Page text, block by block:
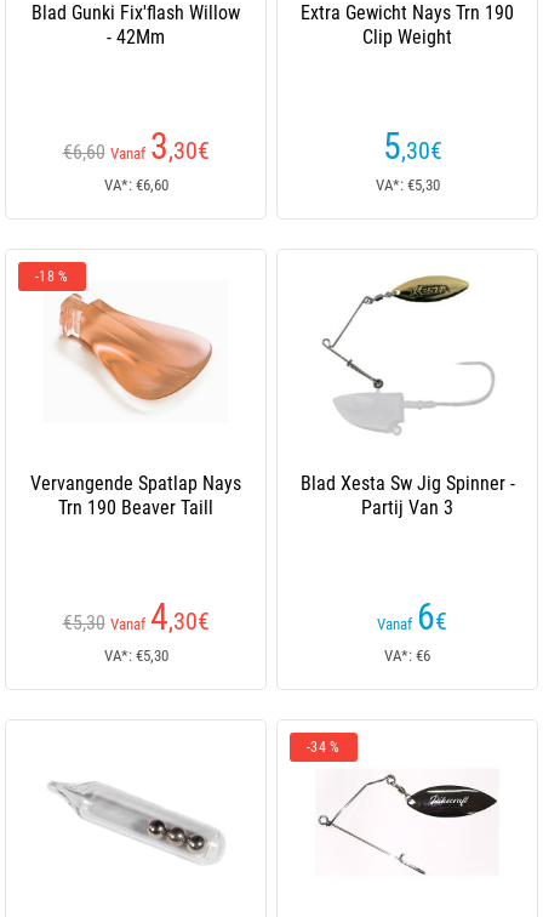
Blad Gunki Fix'flash Willow
- 42Mm
€6,60 Vanaf 3,30€
VA*: €6,60
Extra Gewicht Nays Trn 190
Clip Weight
5,30€
VA*: €5,30
-18 %
Vervangende Spatlap Nays
Trn 190 Beaver Taill
€5,30 Vanaf 4,30€
VA*: €5,30
Blad Xesta Sw Jig Spinner -
Partij Van 3
Vanaf 6€
VA*: €6
-34 %